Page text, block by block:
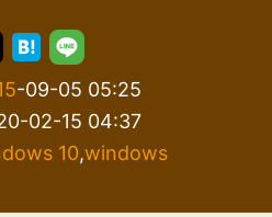
-09-05 05:25
02-15 04:37
10,windows